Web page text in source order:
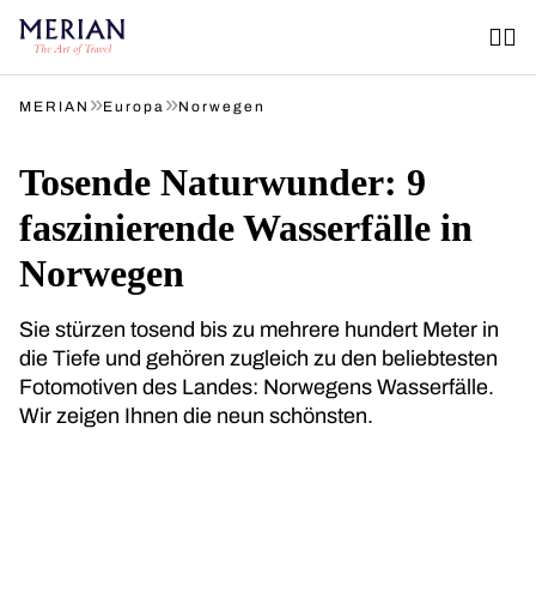
MERIAN »Europa »Norwegen
Tosende Naturwunder: 9
faszinierende Wasserfälle in
Norwegen
Sie stürzen tosend bis zu mehrere hundert Meter in
die Tiefe und gehören zugleich zu den beliebtesten
Fotomotiven des Landes: Norwegens Wasserfälle.
Wir zeigen Ihnen die neun schönsten.